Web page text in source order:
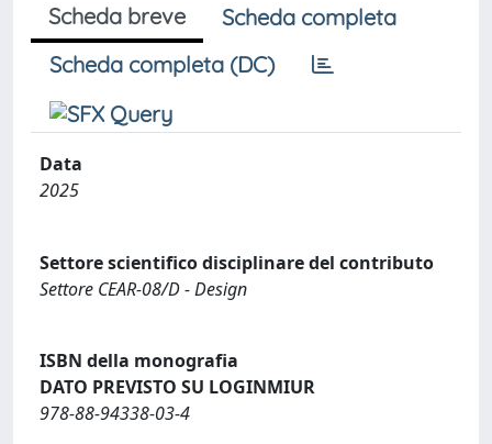
Scheda breve
Scheda completa
Scheda completa (DC)
Data
2025
Settore scientifico disciplinare del contributo
Settore CEAR-08/D - Design
ISBN della monografia
DATO PREVISTO SU LOGINMIUR
978-88-94338-03-4